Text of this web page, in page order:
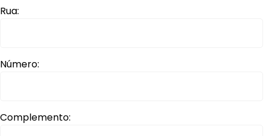
Rua:
Número:
Complemento: